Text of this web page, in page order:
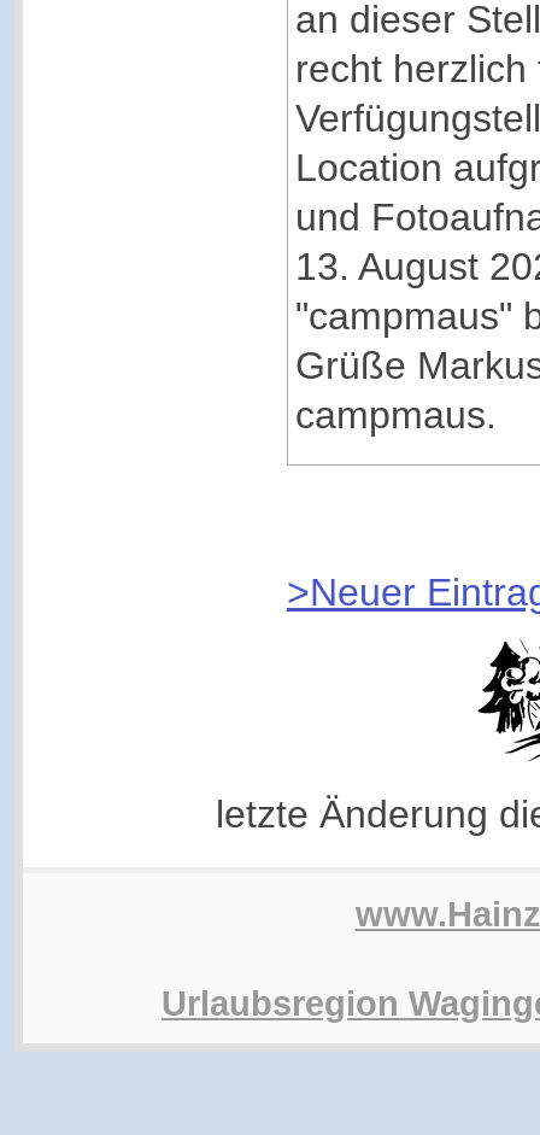
an dieser
recht
Location
und
13. August
"campmaus"
Grüße
campmaus.
>Neuer
letzte Änderung
Urlaubsregion